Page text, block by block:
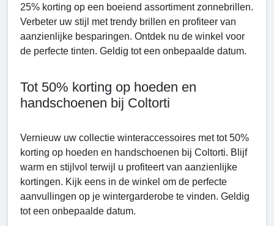
25% korting op een boeiend assortiment zonnebrillen.
Verbeter uw stijl met trendy brillen en profiteer van
aanzienlijke besparingen. Ontdek nu de winkel voor
de perfecte tinten. Geldig tot een onbepaalde datum.
Tot 50% korting op hoeden en
handschoenen bij Coltorti
Vernieuw uw collectie winteraccessoires met tot 50%
korting op hoeden en handschoenen bij Coltorti. Blijf
warm en stijlvol terwijl u profiteert van aanzienlijke
kortingen. Kijk eens in de winkel om de perfecte
aanvullingen op je wintergarderobe te vinden. Geldig
tot een onbepaalde datum.